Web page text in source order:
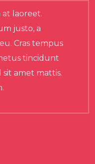
laoreet.
justo, a
Cras tempus
tincidunt
sit amet mattis.